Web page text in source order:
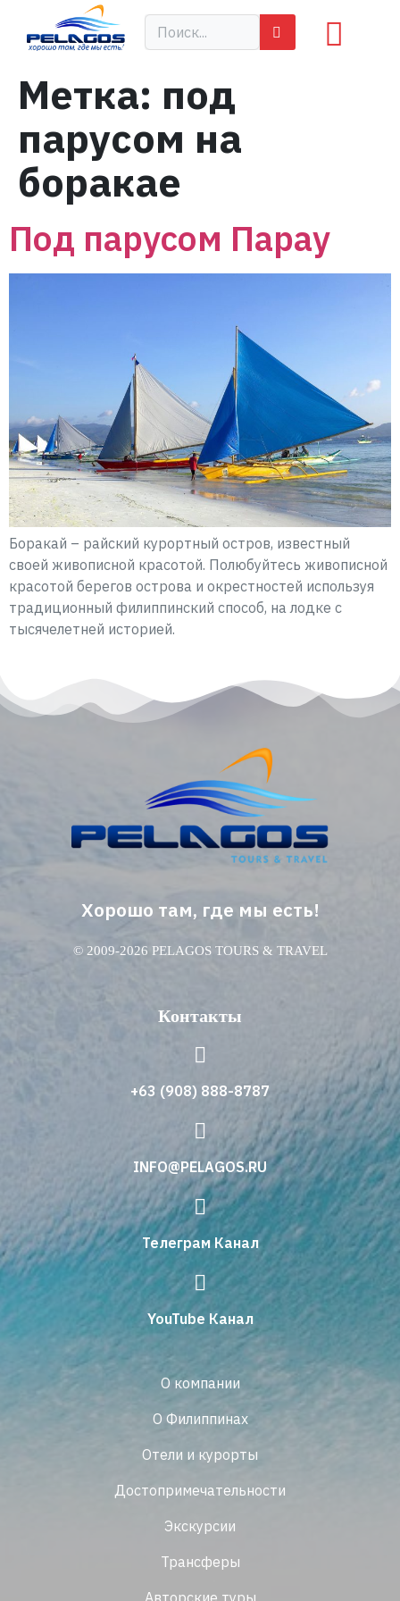
Метка: под
парусом на
боракае
Под парусом Парау
Боракай – райский курортный остров, известный
своей живописной красотой. Полюбуйтесь живописной
красотой берегов острова и окрестностей используя
традиционный филиппинский способ, на лодке с
тысячелетней историей.
Хорошо там, где мы есть!
© 2009-2026 PELAGOS TOURS & TRAVEL
Контакты
+63 (908) 888-8787
INFO@PELAGOS.RU
Телеграм Канал
YouTube Канал
О компании
О Филиппинах
Отели и курорты
Достопримечательности
Экскурсии
Трансферы
Авторские туры